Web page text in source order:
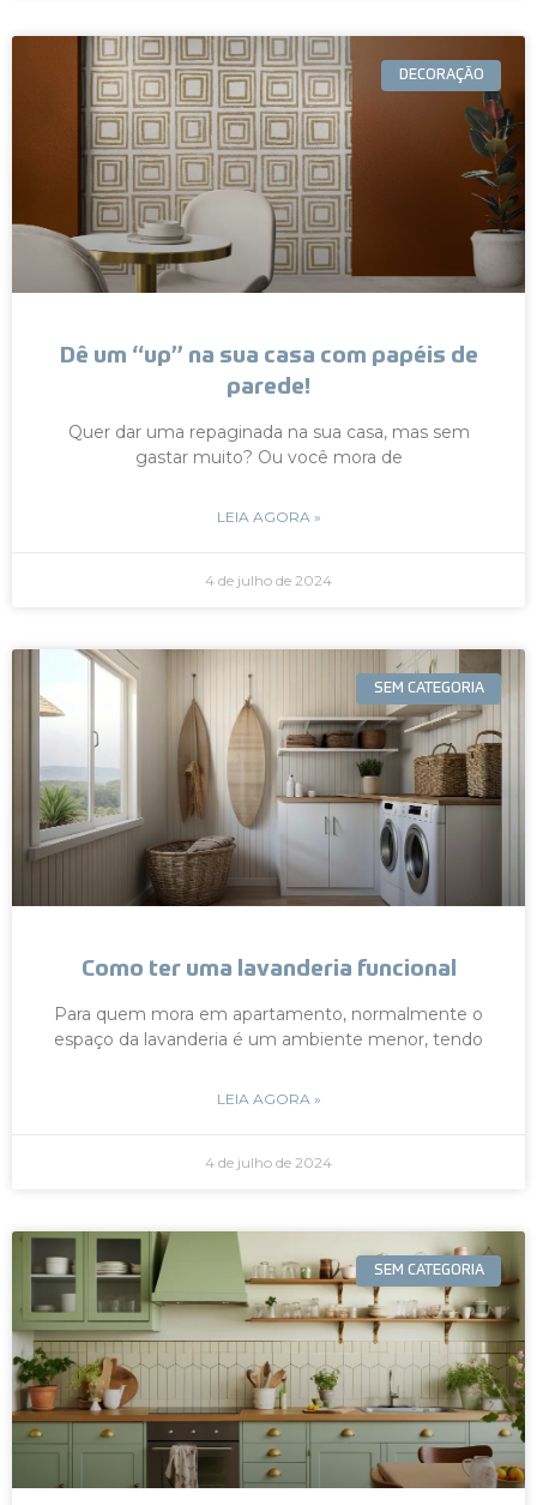
DECORAÇÃO
Dê um “up” na sua casa com papéis de
parede!
Quer dar uma repaginada na sua casa, mas sem
gastar muito? Ou você mora de
LEIA AGORA »
4 de julho de 2024
SEM CATEGORIA
Como ter uma lavanderia funcional
Para quem mora em apartamento, normalmente o
espaço da lavanderia é um ambiente menor, tendo
LEIA AGORA »
4 de julho de 2024
SEM CATEGORIA